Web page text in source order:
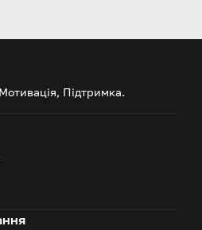
Підтримка.